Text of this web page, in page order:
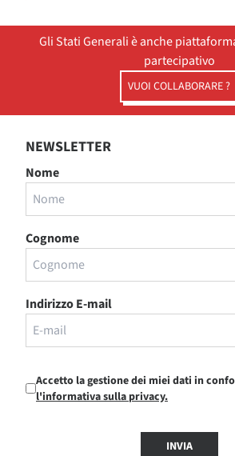
Gli Stati Generali è anche
partecipativo
VUOI COLLABORARE ?
NEWSLETTER
Nome
Cognome
Indirizzo E-mail
Accetto la gestione dei miei dati in
l'informativa sulla privacy.
INVIA